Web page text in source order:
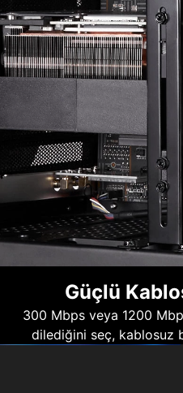
Güçlü
300 Mbps veya 1200
dilediğini seç, kablosuz